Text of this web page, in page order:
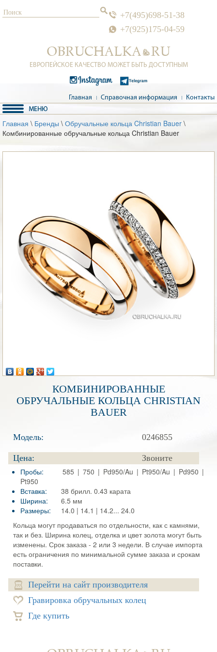
+7(495)698-51-38
+7(925)175-04-59
ЕВРОПЕЙСКОЕ КАЧЕСТВО МОЖЕТ БЫТЬ ДОСТУПНЫМ
Главная Справочная информация Контакты
Главная \ Бренды \ Обручальные кольца Christian Bauer \
Комбинированные обручальные кольца Christian Bauer
КОМБИНИРОВАННЫЕ
ОБРУЧАЛЬНЫЕ КОЛЬЦА CHRISTIAN
BAUER
Модель: 0246855
Цена:
Звоните
Пробы:
585 | 750 | Pd950/Au | Pt950/Au | Pd950 |
Pt950
Вставка:
38 брилл. 0.43 карата
Ширина:
6.5 мм
Размеры:
14.0 | 14.1 | 14.2... 24.0
Кольца могут продаваться по отдельности, как с камнями,
так и без. Ширина колец, отделка и цвет золота могут быть
изменены. Срок заказа - 2 или 3 недели. В случае импорта
есть ограничения по минимальной сумме заказа и срокам
поставки.
Перейти на сайт производителя
Гравировка обручальных колец
Где купить